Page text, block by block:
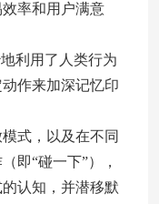
率和用户满意
利用了人类行为
作来加深记忆印
式，以及在不同
即“碰一下”），
认知，并潜移默